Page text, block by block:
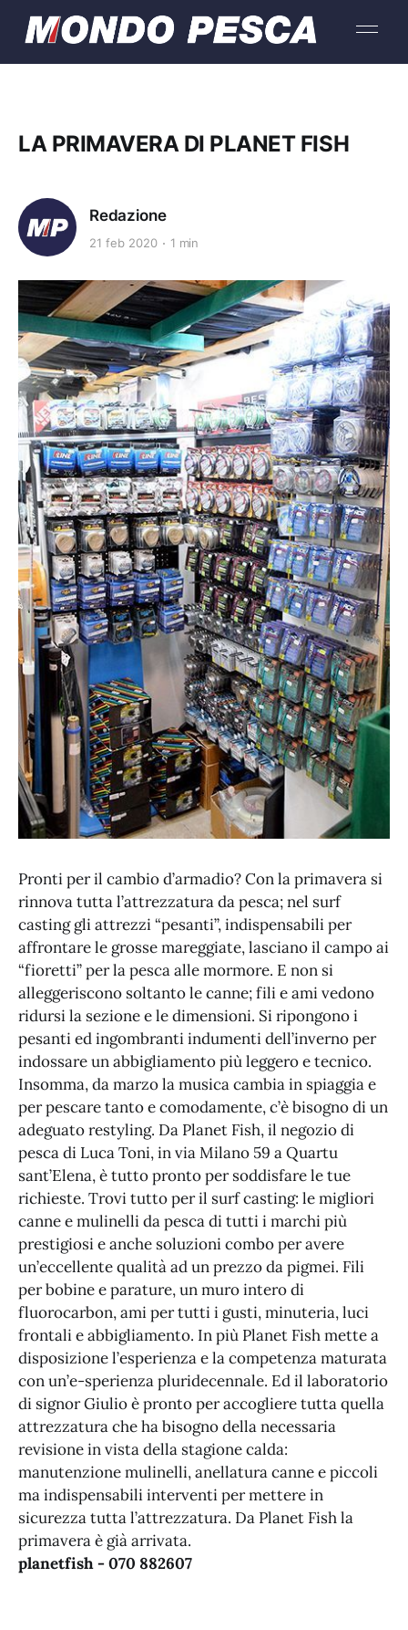
LA PRIMAVERA DI PLANET FISH
Redazione
21 feb 2020 1 min
Pronti per il cambio d’armadio? Con la primavera si
rinnova tutta l’attrezzatura da pesca; nel surf
casting gli attrezzi “pesanti”, indispensabili per
affrontare le grosse mareggiate, lasciano il campo ai
“fioretti” per la pesca alle mormore. E non si
alleggeriscono soltanto le canne; fili e ami vedono
ridursi la sezione e le dimensioni. Si ripongono i
pesanti ed ingombranti indumenti dell’inverno per
indossare un abbigliamento più leggero e tecnico.
Insomma, da marzo la musica cambia in spiaggia e
per pescare tanto e comodamente, c’è bisogno di un
adeguato restyling. Da Planet Fish, il negozio di
pesca di Luca Toni, in via Milano 59 a Quartu
sant’Elena, è tutto pronto per soddisfare le tue
richieste. Trovi tutto per il surf casting: le migliori
canne e mulinelli da pesca di tutti i marchi più
prestigiosi e anche soluzioni combo per avere
un’eccellente qualità ad un prezzo da pigmei. Fili
per bobine e parature, un muro intero di
fluorocarbon, ami per tutti i gusti, minuteria, luci
frontali e abbigliamento. In più Planet Fish mette a
disposizione l’esperienza e la competenza maturata
con un’e-sperienza pluridecennale. Ed il laboratorio
di signor Giulio è pronto per accogliere tutta quella
attrezzatura che ha bisogno della necessaria
revisione in vista della stagione calda:
manutenzione mulinelli, anellatura canne e piccoli
ma indispensabili interventi per mettere in
sicurezza tutta l’attrezzatura. Da Planet Fish la
primavera è già arrivata.
planetfish - 070 882607